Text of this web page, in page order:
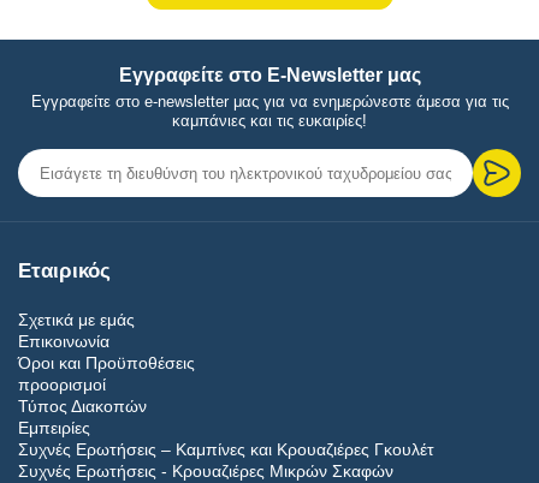
Εγγραφείτε στο E-Newsletter μας
Εγγραφείτε στο e-newsletter μας για να ενημερώνεστε άμεσα για τις
καμπάνιες και τις ευκαιρίες!
Εταιρικός
Σχετικά με εμάς
Επικοινωνία
Όροι και Προϋποθέσεις
προορισμοί
Τύπος Διακοπών
Εμπειρίες
Συχνές Ερωτήσεις – Καμπίνες και Κρουαζιέρες Γκουλέτ
Συχνές Ερωτήσεις - Κρουαζιέρες Μικρών Σκαφών